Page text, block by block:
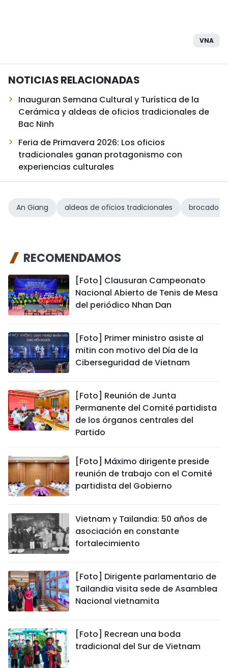
VNA
NOTICIAS RELACIONADAS
Inauguran Semana Cultural y Turística de la
Cerámica y aldeas de oficios tradicionales de
Bac Ninh
Feria de Primavera 2026: Los oficios
tradicionales ganan protagonismo con
experiencias culturales
An Giang aldeas de oficios tradicionales brocado
RECOMENDAMOS
[Foto] Clausuran Campeonato
Nacional Abierto de Tenis de Mesa
del periódico Nhan Dan
[Foto] Primer ministro asiste al
mitin con motivo del Día de la
Ciberseguridad de Vietnam
[Foto] Reunión de Junta
Permanente del Comité partidista
de los órganos centrales del
Partido
[Foto] Máximo dirigente preside
reunión de trabajo con el Comité
partidista del Gobierno
Vietnam y Tailandia: 50 años de
asociación en constante
fortalecimiento
[Foto] Dirigente parlamentario de
Tailandia visita sede de Asamblea
Nacional vietnamita
[Foto] Recrean una boda
tradicional del Sur de Vietnam